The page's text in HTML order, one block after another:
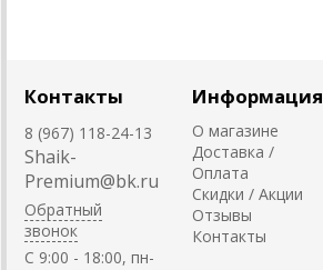
Контакты
8 (967) 118-24-13
Shaik-
Premium@bk.ru
Обратный
звонок
C 9:00 - 18:00, пн-
Информация
О магазине
Доставка /
Оплата
Скидки / Акции
Отзывы
Контакты